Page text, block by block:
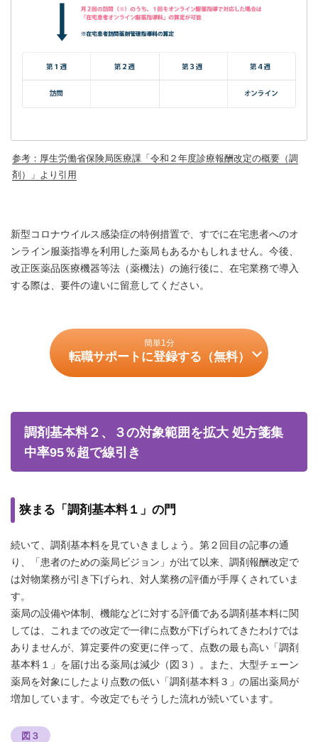
参考：厚生労働省保険局医療課「令和２年度診療報酬改定の概要（調
剤）」より引用
新型コロナウイルス感染症の特例措置で、すでに在宅患者へのオ
ンライン服薬指導を利用した薬局もあるかもしれません。今後、
改正医薬品医療機器等法（薬機法）の施行後に、在宅業務で導入
する際は、要件の違いに留意してください。
簡単1分
転職サポートに登録する（無料）
調剤基本料２、３の対象範囲を拡大 処方箋集
中率95％超で線引き
狭まる「調剤基本料１」の門
続いて、調剤基本料を見ていきましょう。第２回目の記事の通
り、「患者のための薬局ビジョン」が出て以来、調剤報酬改定で
は対物業務が引き下げられ、対人業務の評価が手厚くされていま
す。
薬局の設備や体制、機能などに対する評価である調剤基本料に関
しては、これまでの改定で一律に点数が下げられてきたわけでは
ありませんが、算定要件の変更に伴って、点数の最も高い「調剤
基本料１」を届け出る薬局は減少（図３）。また、大型チェーン
薬局を対象にしたより点数の低い「調剤基本料３」の届出薬局が
増加しています。今改定でもそうした流れが続いています。
図３